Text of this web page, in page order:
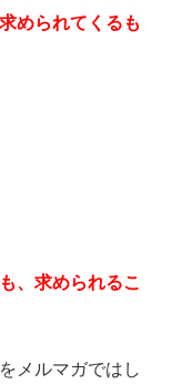
められてくるも
、求められるこ
メルマガではし